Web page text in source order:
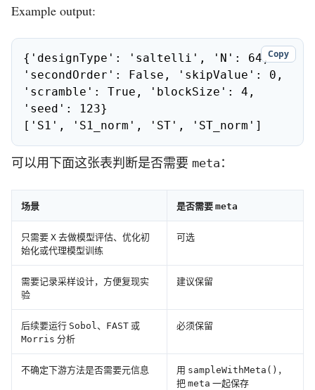
Example output:
{'designType': 'saltelli', 'N': 64,
'secondOrder': False, 'skipValue': 0,
'scramble': True, 'blockSize': 4,
'seed': 123}
['S1', 'S1_norm', 'ST', 'ST_norm']
Copy
可以用下面这张表判断是否需要 meta ：
场景 是否需要 meta
只需要 X 去做模型评估、优化初
始化或代理模型训练
可选
需要记录采样设计，方便复现实
验
建议保留
后续要运行 Sobol、 FAST 或
Morris 分析
必须保留
不确定下游方法是否需要元信息 用 sampleWithMeta() ，
把 meta 一起保存